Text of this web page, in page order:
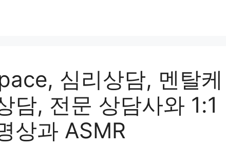
심리상담, 멘탈케
담, 전문 상담사와 1:1
상과 ASMR